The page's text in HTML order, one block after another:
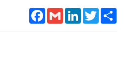
Facebook
Gmail LinkedInTwitter